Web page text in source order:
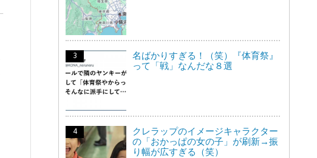
名ばかりすぎる！（笑）『体育祭』
って「戦」なんだな８選
クレラップのイメージキャラクター
の「おかっぱの女の子」が刷新→振
り幅が広すぎる（笑）